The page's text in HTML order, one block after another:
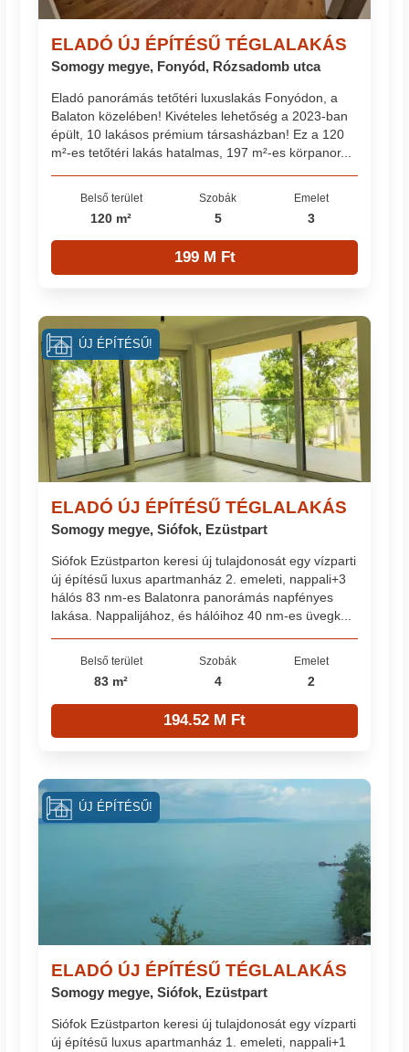
ELADÓ ÚJ ÉPÍTÉSŰ TÉGLALAKÁS
Somogy megye, Fonyód, Rózsadomb utca
Eladó panorámás tetőtéri luxuslakás Fonyódon, a
Balaton közelében! Kivételes lehetőség a 2023-ban
épült, 10 lakásos prémium társasházban! Ez a 120
m²-es tetőtéri lakás hatalmas, 197 m²-es körpanor...
Belső terület
120 m²
Szobák
5
Emelet
3
199 M Ft
ELADÓ ÚJ ÉPÍTÉSŰ TÉGLALAKÁS
Somogy megye, Siófok, Ezüstpart
Siófok Ezüstparton keresi új tulajdonosát egy vízparti
új építésű luxus apartmanház 2. emeleti, nappali+3
hálós 83 nm-es Balatonra panorámás napfényes
lakása. Nappalijához, és hálóihoz 40 nm-es üvegk...
Belső terület
83 m²
Szobák
4
Emelet
2
194.52 M Ft
ÚJ ÉPÍTÉSŰ!
ELADÓ ÚJ ÉPÍTÉSŰ TÉGLALAKÁS
Somogy megye, Siófok, Ezüstpart
Siófok Ezüstparton keresi új tulajdonosát egy vízparti
új építésű luxus apartmanház 1. emeleti, nappali+1
ÚJ ÉPÍTÉSŰ!